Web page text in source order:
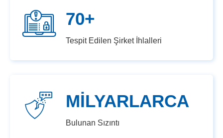
70+
Tespit Edilen Şirket İhlalleri
MİLYARLARCA
Bulunan Sızıntı